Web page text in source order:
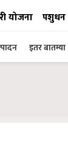
योजना पशुधन
इतर बातम्या